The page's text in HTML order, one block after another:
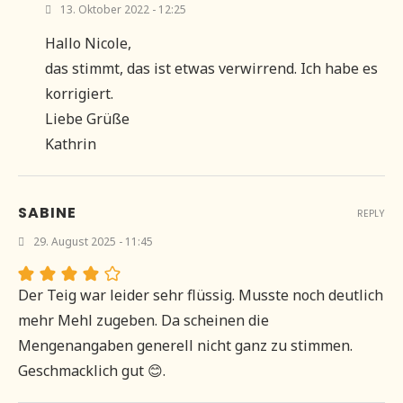
13. Oktober 2022 - 12:25
Hallo Nicole,
das stimmt, das ist etwas verwirrend. Ich habe es
korrigiert.
Liebe Grüße
Kathrin
SABINE
29. August 2025 - 11:45
Der Teig war leider sehr flüssig. Musste noch deutlich
mehr Mehl zugeben. Da scheinen die
Mengenangaben generell nicht ganz zu stimmen.
Geschmacklich gut 😊.
REPLY